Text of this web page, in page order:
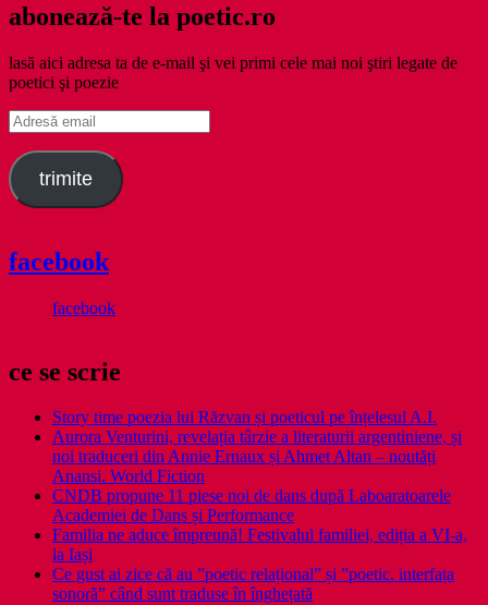
abonează-te la poetic.ro
lasă aici adresa ta de e-mail şi vei primi cele mai noi ştiri legate de
poetici şi poezie
Adresă
email
trimite
facebook
facebook
ce se scrie
Story time poezia lui Răzvan și poeticul pe înțelesul A.I.
Aurora Venturini, revelația târzie a literaturii argentiniene, și
noi traduceri din Annie Ernaux și Ahmet Altan – noutăți
Anansi. World Fiction
CNDB propune 11 piese noi de dans după Laboaratoarele
Academiei de Dans și Performance
Familia ne aduce împreună! Festivalul familiei, ediția a VI-a,
la Iași
Ce gust ai zice că au ”poetic relațional” și ”poetic. interfața
sonoră” când sunt traduse în înghețată